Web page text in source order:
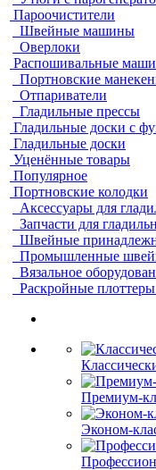
Пароочистители
Швейные машины
Оверлоки
Распошивальные
Портновские
Отпариватели
Гладильные прессы
Гладильные доски с
Гладильные доски
Уценённые товары
Популярное
Портновские колодки
Аксессуары для
Запчасти для
Швейные
Промышленные
Вязальное
Раскройные
Премиум-
Эконом-